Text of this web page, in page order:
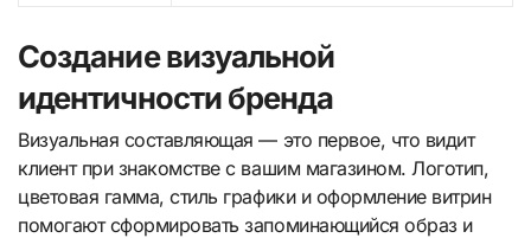
Создание визуальной
идентичности бренда
Визуальная составляющая — это первое, что видит
клиент при знакомстве с вашим магазином. Логотип,
цветовая гамма, стиль графики и оформление витрин
помогают сформировать запоминающийся образ и